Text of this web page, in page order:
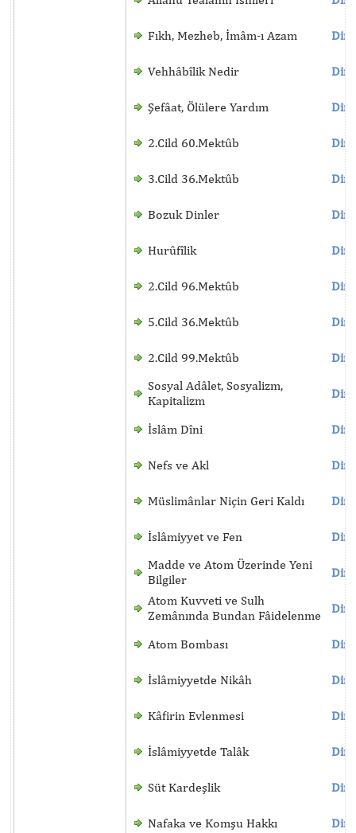
Fıkh, Mezheb, İmâm-ı Azam
Vehhâbîlik Nedir
Şefâat, Ölülere Yardım
2.Cild 60.Mektûb
3.Cild 36.Mektûb
Bozuk Dinler
Hurûfîlik
2.Cild 96.Mektûb
5.Cild 36.Mektûb
2.Cild 99.Mektûb
Sosyal Adâlet, Sosyalizm,
Kapitalizm
İslâm Dîni
Nefs ve Akl
Müslimânlar Niçin Geri Kaldı
İslâmiyyet ve Fen
Madde ve Atom Üzerinde Yeni
Bilgiler
Atom Kuvveti ve Sulh
Zemânında Bundan Fâidelenme
Atom Bombası
İslâmiyyetde Nikâh
Kâfirin Evlenmesi
İslâmiyyetde Talâk
Süt Kardeşlik
Nafaka ve Komşu Hakkı